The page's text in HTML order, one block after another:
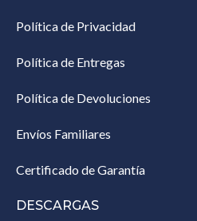
Política de Privacidad
Política de Entregas
Política de Devoluciones
Envíos Familiares
Certificado de Garantía
DESCARGAS